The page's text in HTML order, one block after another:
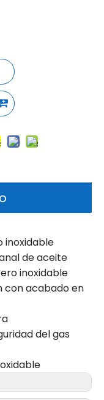
inoxidable
de aceite
inoxidable
con acabado en
del gas